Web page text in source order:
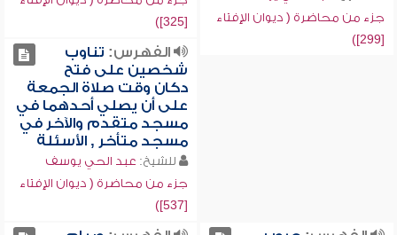
جزء من محاضرة ( ديوان الإفتاء
[299])
[325])
الفهرس: تناوب
شخصين على فتح
دكان وقت صلاة الجمعة
على أن يصلي أحدهما في
مسجد متقدم والآخر في
مسجد متأخر , الأسئلة
للشيخ: عبد الحي يوسف
جزء من محاضرة ( ديوان الإفتاء
[537])